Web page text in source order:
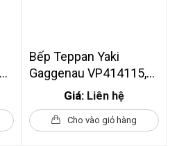
Bếp Teppan Yaki
Gaggenau VP414115,
Series 400 - 38 Cm
Giá: Liên hệ
Cho vào giỏ hàng